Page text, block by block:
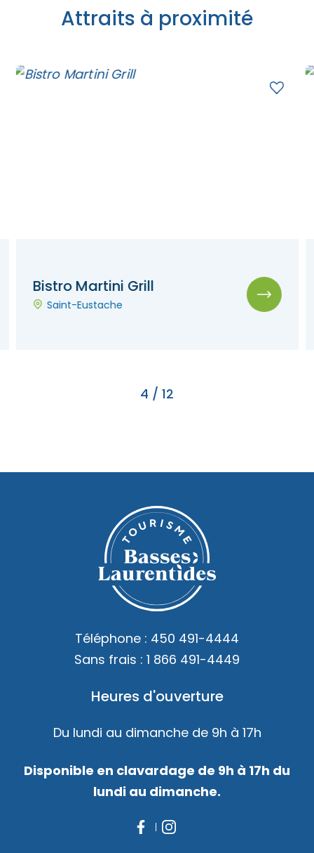
Attraits à proximité
Bistro Martini Grill
Saint-Eustache
4 / 12
Téléphone : 450 491-4444
Sans frais : 1 866 491-4449
Heures d'ouverture
Du lundi au dimanche de 9h à 17h
Disponible en clavardage de 9h à 17h du
lundi au dimanche.